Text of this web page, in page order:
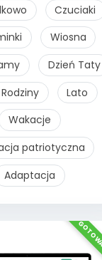
Czuciaki
Wiosna
Dzień Taty
Lato
Wakacje
patriotyczna
Adaptacja